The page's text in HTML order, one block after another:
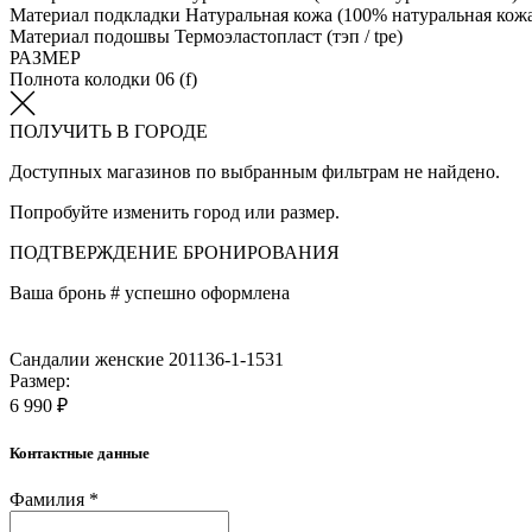
Материал подкладки Натуральная кожа (100% натуральная
Материал подошвы Термоэластопласт (тэп / tpe)
РАЗМЕР
Полнота колодки 06 (f)
ПОЛУЧИТЬ В ГОРОДЕ
Доступных магазинов по выбранным фильтрам не найдено.
Попробуйте изменить город или размер.
ПОДТВЕРЖДЕНИЕ БРОНИРОВАНИЯ
Ваша бронь # успешно оформлена
Сандалии женские 201136-1-1531
Размер:
6 990 ₽
Контактные данные
Фамилия *